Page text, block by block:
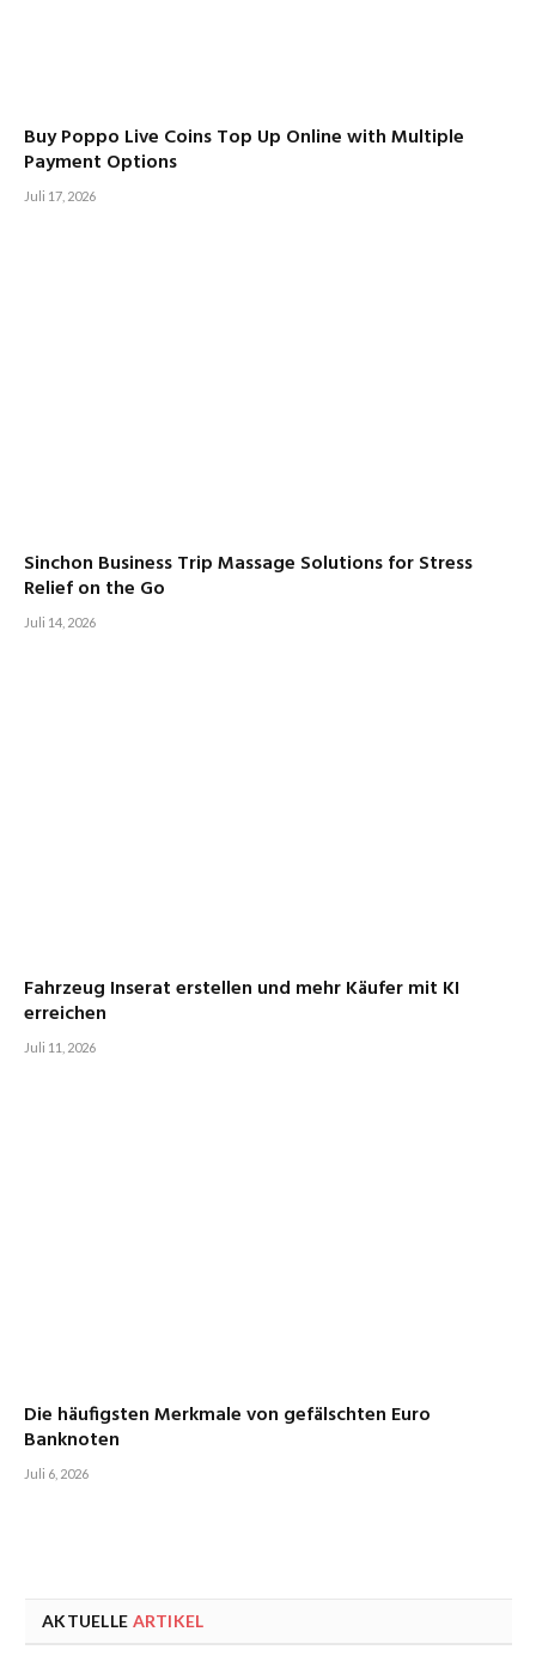
Buy Poppo Live Coins Top Up Online with Multiple
Payment Options
Juli 17, 2026
Sinchon Business Trip Massage Solutions for Stress
Relief on the Go
Juli 14, 2026
Fahrzeug Inserat erstellen und mehr Käufer mit KI
erreichen
Juli 11, 2026
Die häufigsten Merkmale von gefälschten Euro
Banknoten
Juli 6, 2026
AKTUELLE ARTIKEL